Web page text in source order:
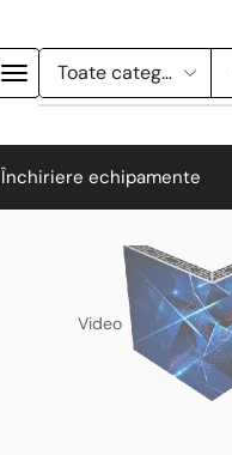
Închiriere echipamente
Video